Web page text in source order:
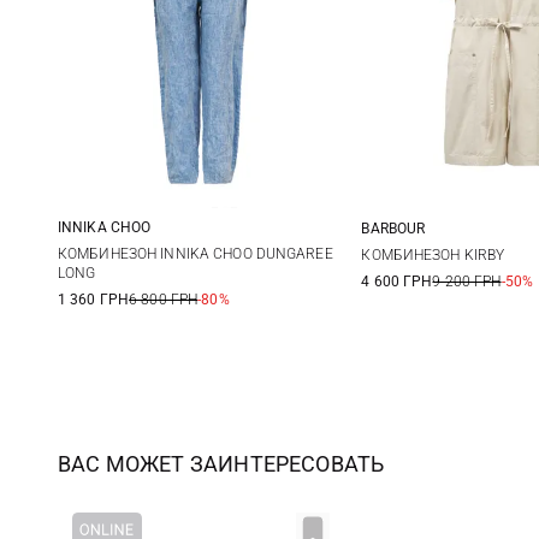
1 2
INNIKA CHOO
КОМБИНЕЗОН INNIKA CHOO DUNGAREE
LONG
1 360 ГРН6 800 ГРН-80%
6 8
BARBOUR
КОМБИНЕЗОН KIRBY
4 600 ГРН9 200 ГРН-50%
ВАС МОЖЕТ ЗАИНТЕРЕСОВАТЬ